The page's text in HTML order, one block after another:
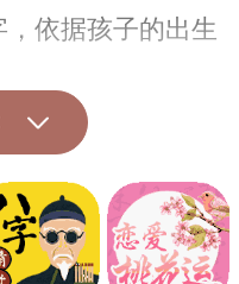
依据孩子的出生
的名字往往具有
意义上传递出一
泽”意指恩泽、光